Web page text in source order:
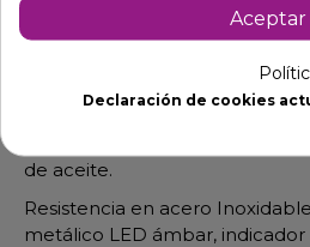
Termostato de seguridad
Freidora con cuba embutida
de aceite.
Resistencia en acero
metálico LED ámbar,
Aceptar
Declaración de cookies